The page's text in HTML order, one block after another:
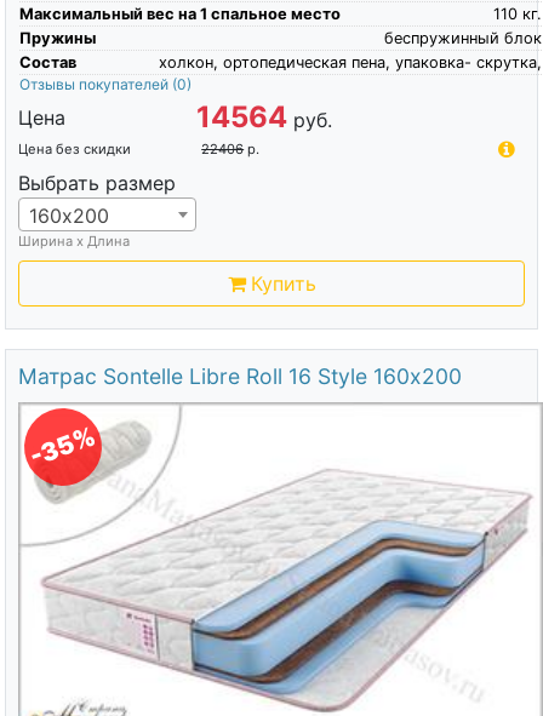
Максимальный вес на 1 спальное место
кг.
110
Пружины
беспружинный блок
Состав
холкон, ортопедическая пена, упаковка- скрутка,
Отзывы покупателей (0)
Цена 14564 руб.
Цена без скидки 22406 р.
Выбрать размер
160х200
Ширина х Длина
Купить
Матрас Sontelle Libre Roll 16 Style 160х200
-35%